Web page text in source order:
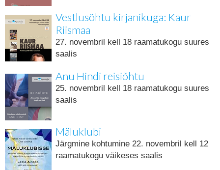
Vestlusõhtu kirjanikuga: Kaur
Riismaa
27. novembril kell 18 raamatukogu suures
saalis
Anu Hindi reisiõhtu
25. novembril kell 18 raamatukogu suures
saalis
Mäluklubi
Järgmine kohtumine 22. novembril kell 12
raamatukogu väikeses saalis